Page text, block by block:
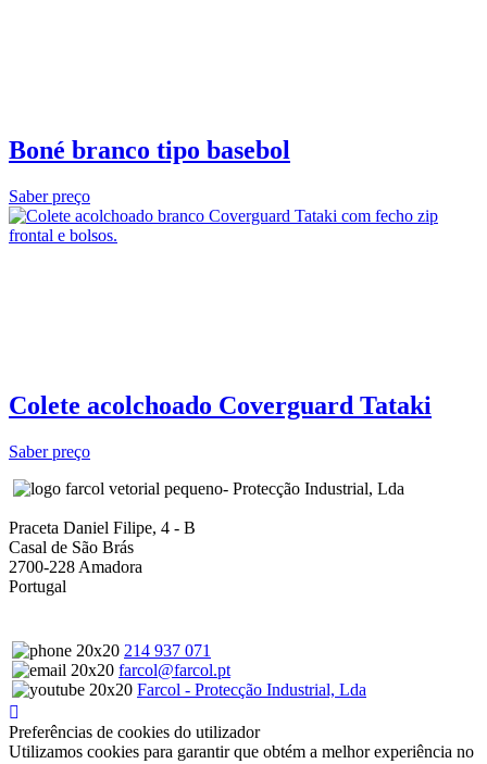
Boné branco tipo basebol
Saber preço
Colete acolchoado Coverguard Tataki
Saber preço
- Protecção Industrial, Lda
Praceta Daniel Filipe, 4 - B
Casal de São Brás
2700-228 Amadora
Portugal
214 937 071
farcol@farcol.pt
Farcol - Protecção Industrial, Lda
Preferências de cookies do utilizador
Utilizamos cookies para garantir que obtém a melhor experiência no